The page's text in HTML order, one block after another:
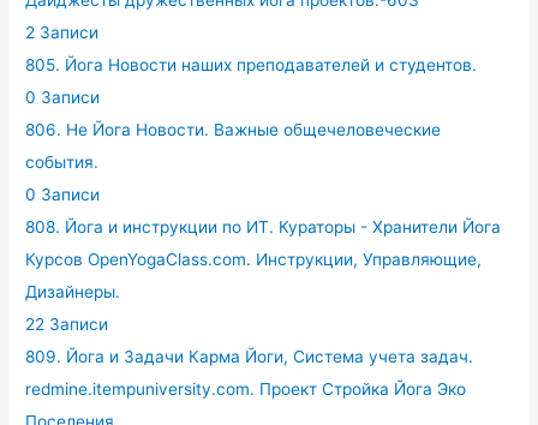
2 Записи
805. Йога Новости наших преподавателей и студентов.
0 Записи
806. Не Йога Новости. Важные общечеловеческие
события.
0 Записи
808. Йога и инструкции по ИТ. Кураторы - Хранители Йога
Курсов OpenYogaClass.com. Инструкции, Управляющие,
Дизайнеры.
22 Записи
809. Йога и Задачи Карма Йоги, Система учета задач.
redmine.itempuniversity.com. Проект Стройка Йога Эко